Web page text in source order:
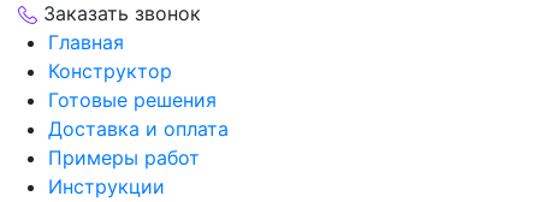
Заказать звонок
Главная
Конструктор
Готовые решения
Доставка и оплата
Примеры работ
Инструкции